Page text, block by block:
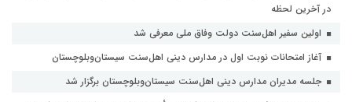
در آخرین لحظه
اولین سفیر اهل‌سنت دولت وفاق ملی معرفی شد
آغاز امتحانات نوبت اول در مدارس دینی اهل‌سنت سیستان‌وبلوچستان
جلسه مدیران مدارس دینی اهل‌سنت سیستان‌وبلوچستان برگزار شد